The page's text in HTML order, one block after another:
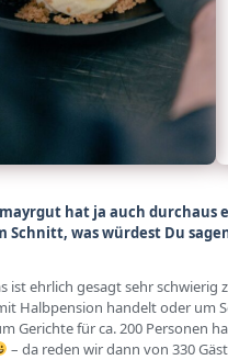
hat ja auch
Schnitt, was würdest Du
ist ehrlich gesagt sehr
Halbpension handelt oder um
Gerichte für ca. 200 Personen
– da reden wir dann von 330